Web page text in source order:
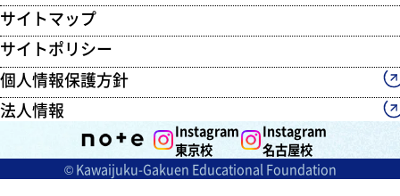
サイトマップ
サイトポリシー
個人情報保護方針
法人情報
Instagram
東京校
Instagram
名古屋校
© Kawaijuku-Gakuen Educational Foundation